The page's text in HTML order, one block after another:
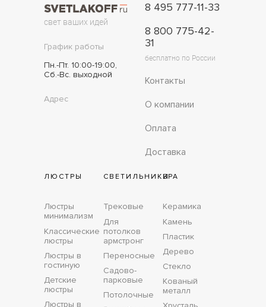
свет ваших идей
График работы
Пн.-Пт. 10:00-19:00,
Сб.-Вс. выходной
Адрес
8 495 777-11-33
8 800 775-42-
31
бесплатно по России
Контакты
О компании
Оплата
Доставка
ЛЮСТРЫ
Люстры
минимализм
Классические
люстры
Люстры в
гостиную
Детские
люстры
Люстры в
СВЕТИЛЬНИКИ
Трековые
Для
потолков
армстронг
Переносные
Садово-
парковые
Потолочные
БРА
Керамика
Камень
Пластик
Дерево
Стекло
Кованый
металл